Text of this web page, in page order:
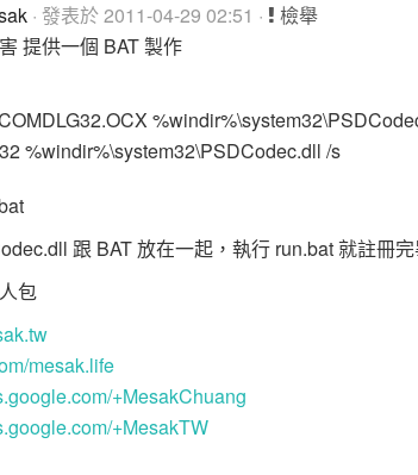
· 發表於 2011-04-29 02:51 ·
檢舉
提供一個 BAT 製作
%windir%\system32\PSDCodec.dll /s
跟 BAT 放在一起，執行 run.bat 就註冊完
包
mesak.life
+MesakChuang
+MesakTW